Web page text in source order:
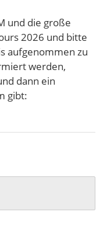
und die große
2026 und bitte
aufgenommen zu
werden,
dann ein
gibt: